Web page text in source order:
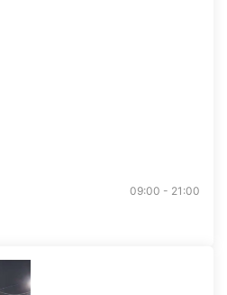
09:00 - 21:00